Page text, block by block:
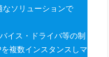
なソリューションで
イス・ドライバ等の制
複数インスタンスしマ